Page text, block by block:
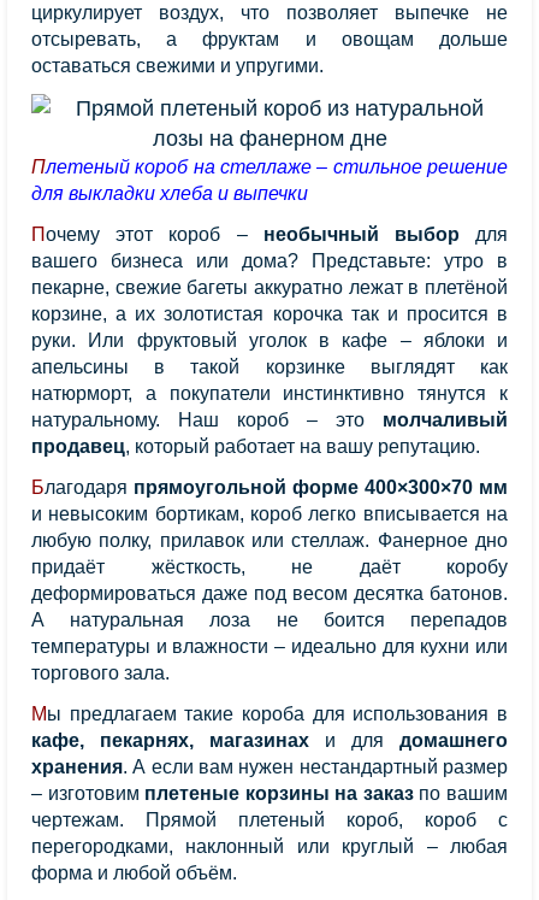
циркулирует воздух, что позволяет выпечке не
отсыревать, а фруктам и овощам дольше
оставаться свежими и упругими.
Плетеный короб на стеллаже – стильное решение
для выкладки хлеба и выпечки
Почему этот короб – необычный выбордля
вашего бизнеса или дома? Представьте: утро в
пекарне, свежие багеты аккуратно лежат в плетёной
корзине, а их золотистая корочка так и просится в
руки. Или фруктовый уголок в кафе – яблоки и
апельсины в такой корзинке выглядят как
натюрморт, а покупатели инстинктивно тянутся к
натуральному. Наш короб – это молчаливый
продавец, который работает на вашу репутацию.
Благодаря прямоугольной форме 400×300×70 мм
и невысоким бортикам, короб легко вписывается на
любую полку, прилавок или стеллаж. Фанерное дно
придаёт жёсткость, не даёт коробу
деформироваться даже под весом десятка батонов.
А натуральная лоза не боится перепадов
температуры и влажности – идеально для кухни или
торгового зала.
Мы предлагаем такие короба для использования в
кафе, пекарнях, магазинах и для домашнего
хранения. А если вам нужен нестандартный размер
– изготовим плетеные корзины на заказпо вашим
чертежам. Прямой плетеный короб, короб с
перегородками, наклонный или круглый – любая
форма и любой объём.